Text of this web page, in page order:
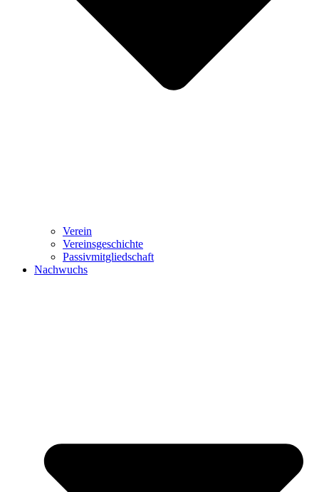
Verein
Vereinsgeschichte
Passivmitgliedschaft
Nachwuchs